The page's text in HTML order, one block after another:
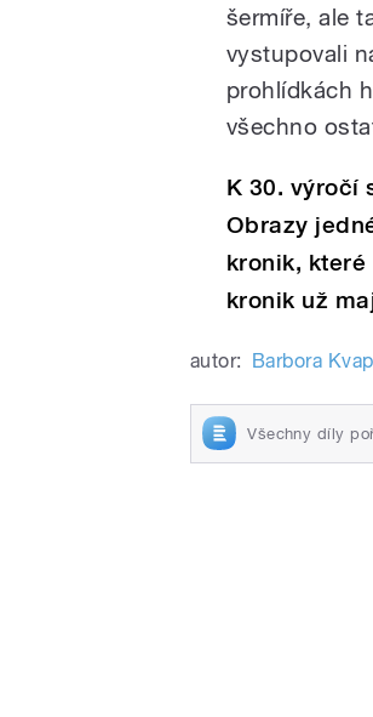
šermíře, ale
vystupovali
prohlídkách
všechno
K 30. výročí
Obrazy
kronik,
kronik už
autor: Barbora
Všechny díly